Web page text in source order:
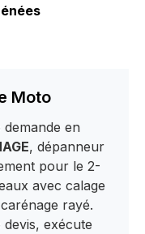
Moto
en
, dépanneur
pour le 2-
avec calage
rayé.
devis, exécute